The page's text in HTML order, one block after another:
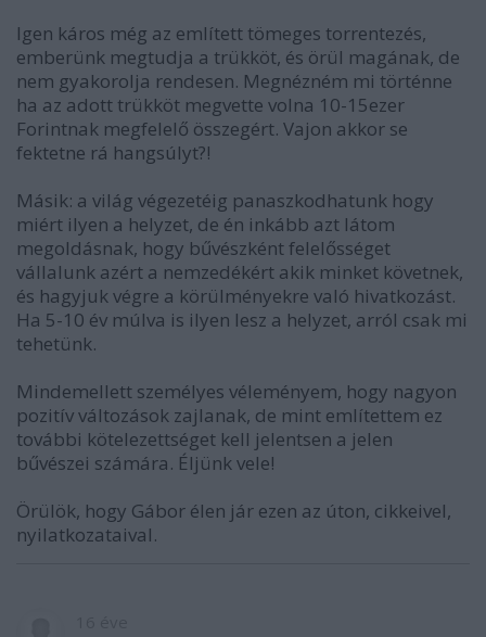
Igen káros még az említett tömeges torrentezés,
emberünk megtudja a trükköt, és örül magának, de
nem gyakorolja rendesen. Megnézném mi történne
ha az adott trükköt megvette volna 10-15ezer
Forintnak megfelelő összegért. Vajon akkor se
fektetne rá hangsúlyt?!
Másik: a világ végezetéig panaszkodhatunk hogy
miért ilyen a helyzet, de én inkább azt látom
megoldásnak, hogy bűvészként felelősséget
vállalunk azért a nemzedékért akik minket követnek,
és hagyjuk végre a körülményekre való hivatkozást.
Ha 5-10 év múlva is ilyen lesz a helyzet, arról csak mi
tehetünk.
Mindemellett személyes véleményem, hogy nagyon
pozitív változások zajlanak, de mint említettem ez
további kötelezettséget kell jelentsen a jelen
bűvészei számára. Éljünk vele!
Örülök, hogy Gábor élen jár ezen az úton, cikkeivel,
nyilatkozataival.